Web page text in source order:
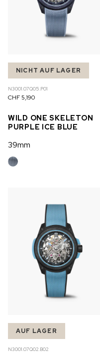
NICHT AUF LAGER
N3001.07Q05.P01
CHF 5,190
WILD ONE SKELETON
PURPLE ICE BLUE
39mm
AUF LAGER
N3001.07Q02.B02